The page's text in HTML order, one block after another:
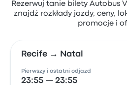
Rezerwuj tanie bilety Autobus
znajdź rozkłady jazdy, ceny,
promocje i
Recife → Natal
Pierwszy i ostatni odjazd
23:55 — 23:55